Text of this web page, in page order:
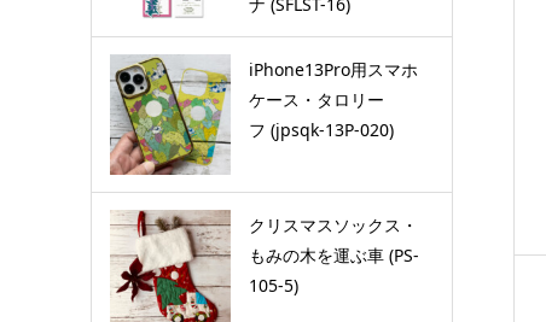
iPhone13Pro用スマホ
ケース・タロリー
フ (jpsqk-13P-020)
クリスマスソックス・
もみの木を運ぶ車 (PS-
105-5)